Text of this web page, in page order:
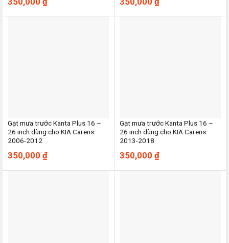
Gạt mưa trước Kanta Plus 16 –
26 inch dùng cho KIA Carens
2006-2012
350,000 ₫
Gạt mưa trước Kanta Plus 16 –
26 inch dùng cho KIA Carens
2013-2018
350,000 ₫